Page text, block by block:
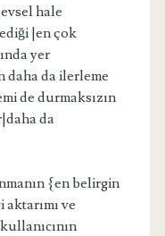
hale
|en çok
yer
daha da ilerleme
de durmaksızın
da
{en belirgin
ve